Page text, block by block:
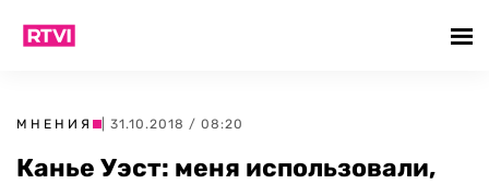
МНЕНИЯ | 31.10.2018 / 08:20
Канье Уэст: меня использовали,